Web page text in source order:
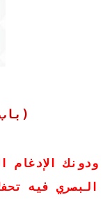
ودونك الإدغام
البصري فيه